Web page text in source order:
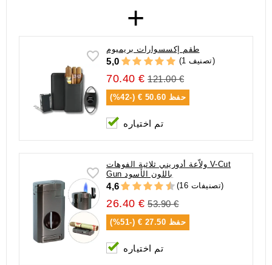
+
طقم إكسسوارات بريميوم
5,0 (1 تصنيف)
70.40 € 121.00 €
حفظ 50.60 € (-42%)
تم اختياره
ولاّعة أدوريني ثلاثية الفوهات V-Cut
Gun باللون الأسود
4,6 (16 تصنيفات)
26.40 € 53.90 €
حفظ 27.50 € (-51%)
تم اختياره